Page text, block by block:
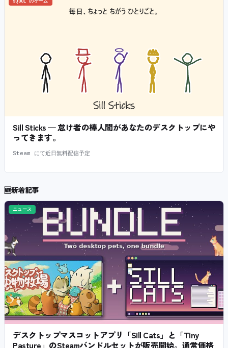
Sill Sticks — 怠け者の棒人間があなたのデスクトップにや
ってきます。
Steam にて近日無料配信予定
🆕新着記事
ニュース
デスクトップマスコットアプリ「Sill Cats」と「Tiny
Pasture」のSteamバンドルセットが販売開始。通常価格